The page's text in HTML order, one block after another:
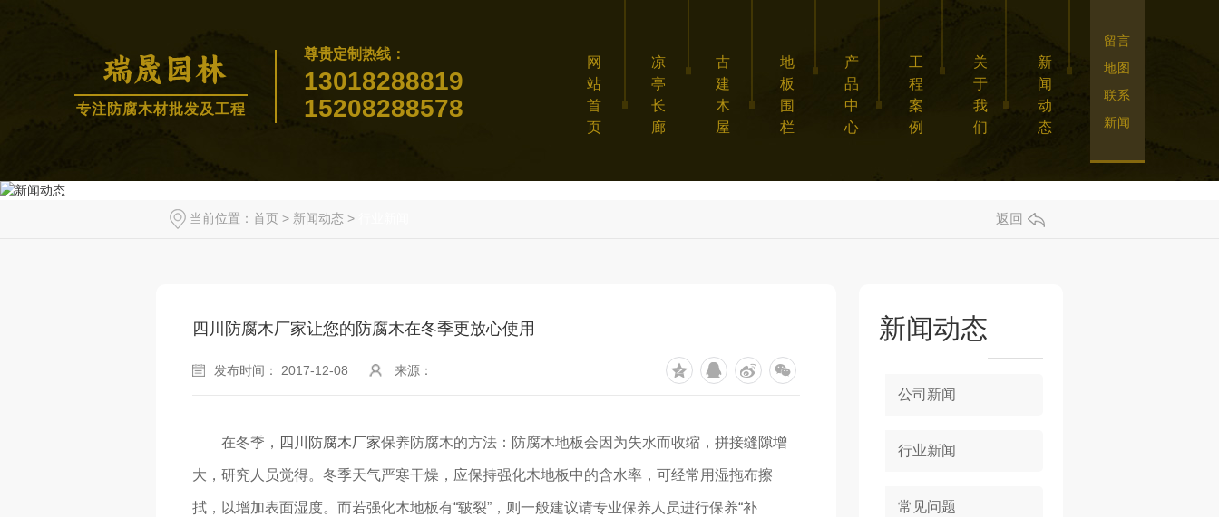
专注防腐木材批发及工程
尊贵定制热线：
13018288819
15208288578
网
站
首
页
凉
亭
长
廊
古
建
木
屋
地
板
围
栏
产
品
中
心
工
程
案
例
关
于
我
们
新
闻
动
态
留言
地图
联系
新闻
当前位置： 首页 > 新闻动态 > 返回
四川防腐木厂家让您的防腐木在冬季更放心使用
发布时间： 2017-12-08 来源：
在冬季， 四川防腐木厂家保养防腐木的方法：防腐木地板会因为失水而收缩，拼接缝隙增
大，研究人员觉得。冬季天气严寒干燥，应保持强化木地板中的含水率，可经常用湿拖布擦
拭，以增加表面湿度。而若强化木地板有“皲裂”，则一般建议请专业保养人员进行保养“补
新闻动态
公司新闻
行业新闻
常见问题